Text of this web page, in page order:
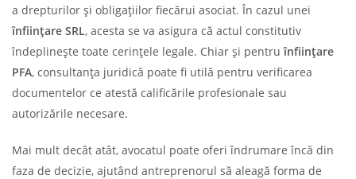
a drepturilor și obligațiilor fiecărui asociat. În cazul unei
înființare SRL, acesta se va asigura că actul constitutiv
îndeplinește toate cerințele legale. Chiar și pentruînființare
PFA, consultanța juridică poate fi utilă pentru verificarea
documentelor ce atestă calificările profesionale sau
autorizările necesare.
Mai mult decât atât, avocatul poate oferi îndrumare încă din
faza de decizie, ajutând antreprenorul să aleagă forma de